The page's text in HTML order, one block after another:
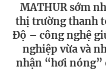
MATHUR sớm
thị trường thanh
Độ – công nghệ
nghiệp vừa và
nhận “hơi nóng”